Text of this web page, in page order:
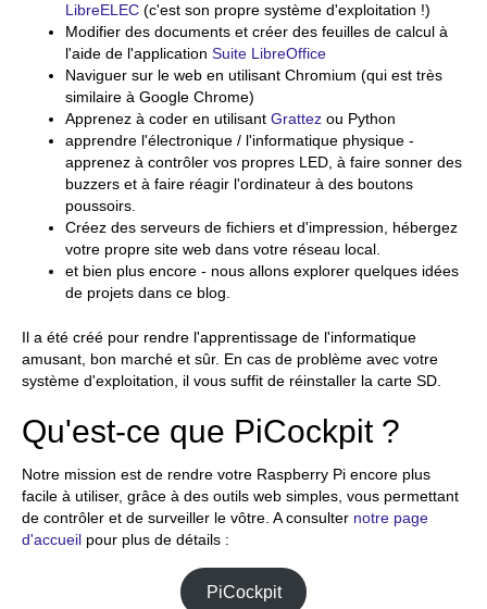
LibreELEC (c'est son propre système d'exploitation !)
Modifier des documents et créer des feuilles de calcul à
l'aide de l'application Suite LibreOffice
Naviguer sur le web en utilisant Chromium (qui est très
similaire à Google Chrome)
Apprenez à coder en utilisant Grattez ou Python
apprendre l'électronique / l'informatique physique -
apprenez à contrôler vos propres LED, à faire sonner des
buzzers et à faire réagir l'ordinateur à des boutons
poussoirs.
Créez des serveurs de fichiers et d'impression, hébergez
votre propre site web dans votre réseau local.
et bien plus encore - nous allons explorer quelques idées
de projets dans ce blog.
Il a été créé pour rendre l'apprentissage de l'informatique
amusant, bon marché et sûr. En cas de problème avec votre
système d'exploitation, il vous suffit de réinstaller la carte SD.
Qu'est-ce que PiCockpit ?
Notre mission est de rendre votre Raspberry Pi encore plus
facile à utiliser, grâce à des outils web simples, vous permettant
de contrôler et de surveiller le vôtre. A consulter notre page
d'accueil pour plus de détails :
PiCockpit